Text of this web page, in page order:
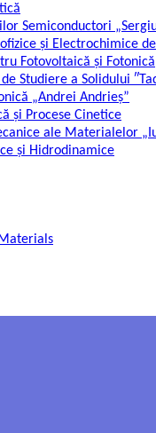
Semiconductori
și Electrochimice
Fotovoltaică și Fotonică
Studiere a Solidului
„Andrei Andrieș”
și Procese Cinetice
ale Materialelor
și Hidrodinamice